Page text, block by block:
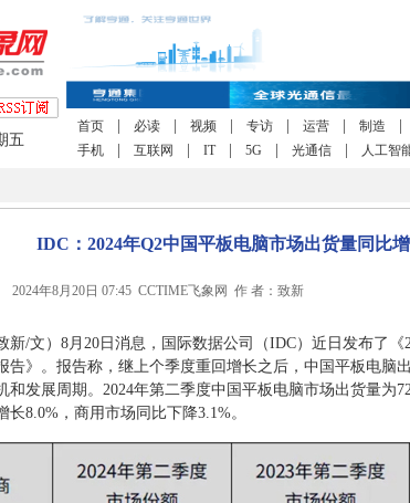
五
首页 必读 视频 专访 运营 制造
手机
互联网 IT 5G 光通信 人工智
IDC：2024年Q2中国平板电脑市场出货量同比
2024年8月20日 07:45 CCTIME飞象网 作 者：致新
新/文）8月20日消息，国际数据公司（IDC）近日发布了《
告》。报告称，继上个季度重回增长之后，中国平板电脑
和发展周期。2024年第二季度中国平板电脑市场出货量为
长8.0%，商用市场同比下降3.1%。